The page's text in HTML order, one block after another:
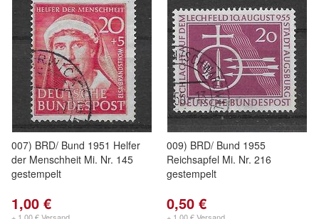
007) BRD/ Bund 1951 Helfer
der Menschheit Mi. Nr. 145
gestempelt
1,00 €
009) BRD/ Bund 1955
Reichsapfel Mi. Nr. 216
gestempelt
0,50 €